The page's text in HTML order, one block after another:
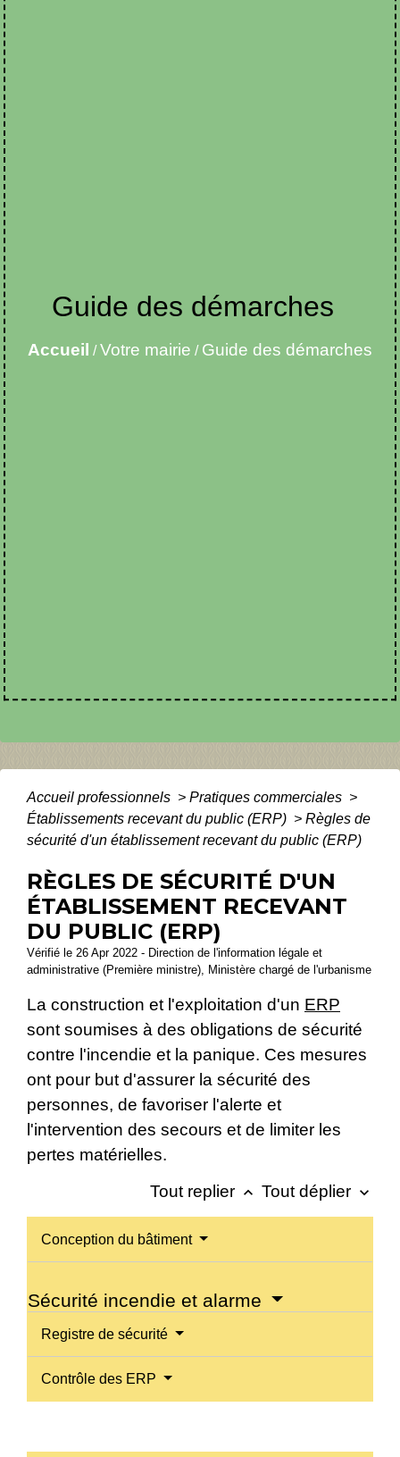
Guide des démarches
Accueil /Votre mairie / Guide des démarches
Accueil professionnels > Pratiques commerciales >
Établissements recevant du public (ERP) > Règles de
sécurité d'un établissement recevant du public (ERP)
RÈGLES DE SÉCURITÉ D'UN
ÉTABLISSEMENT RECEVANT
DU PUBLIC (ERP)
Vérifié le 26 Apr 2022 - Direction de l'information légale et
administrative (Première ministre), Ministère chargé de l'urbanisme
La construction et l'exploitation d'un ERP
sont soumises à des obligations de sécurité
contre l'incendie et la panique. Ces mesures
ont pour but d'assurer la sécurité des
personnes, de favoriser l'alerte et
l'intervention des secours et de limiter les
pertes matérielles.
Tout replier keyboard_arrow_up Tout déplier keyboard_arrow_down
Conception du bâtiment
Sécurité incendie et alarme
Registre de sécurité
Contrôle des ERP